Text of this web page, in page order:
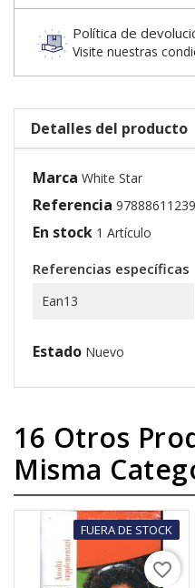
Política de
Visite nuestras
Detalles del producto
Marca White Star
Referencia
En stock 1 Artículo
Referencias específicas
Ean13
Estado Nuevo
16 Otros
Misma
FUERA DE STOCK
favorite_border